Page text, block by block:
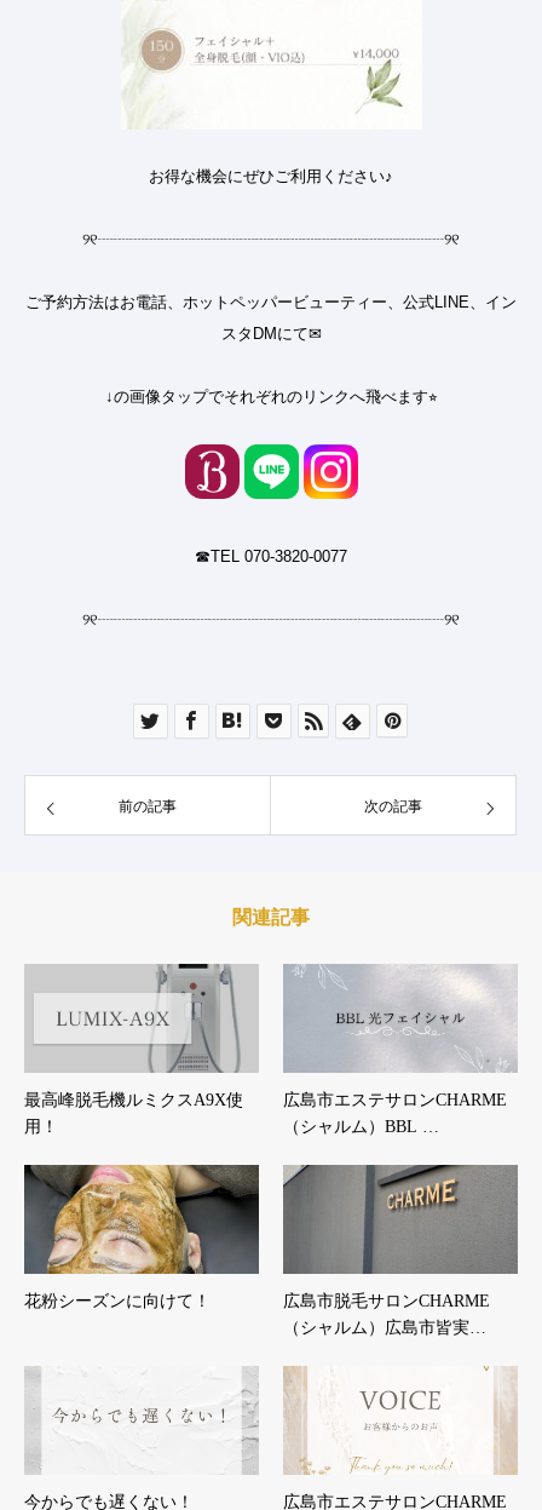
お得な機会にぜひご利用ください♪
୨୧┈┈┈┈┈┈┈┈┈┈┈┈┈┈┈┈┈┈┈┈┈┈୨୧
ご予約方法はお電話、ホットペッパービューティー、公式LINE、イン
スタDMにて✉︎
↓の画像タップでそれぞれのリンクへ飛べます⭐︎
☎︎TEL 070-3820-0077
୨୧┈┈┈┈┈┈┈┈┈┈┈┈┈┈┈┈┈┈┈┈┈┈୨୧
前の記事 次の記事
関連記事
最高峰脱毛機ルミクスA9X使
用！
広島市エステサロンCHARME
（シャルム）BBL …
花粉シーズンに向けて！
広島市脱毛サロンCHARME
（シャルム）広島市皆実…
今からでも遅くない！
広島市エステサロンCHARME